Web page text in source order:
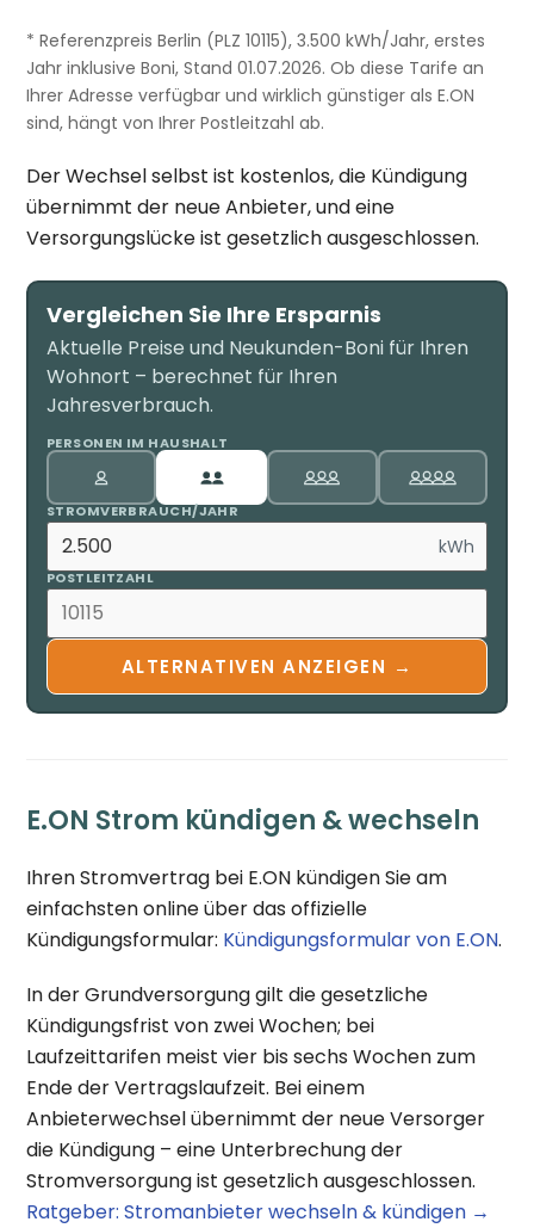
* Referenzpreis Berlin (PLZ 10115), 3.500 kWh/Jahr, erstes
Jahr inklusive Boni, Stand 01.07.2026. Ob diese Tarife an
Ihrer Adresse verfügbar und wirklich günstiger als E.ON
sind, hängt von Ihrer Postleitzahl ab.
Der Wechsel selbst ist kostenlos, die Kündigung
übernimmt der neue Anbieter, und eine
Versorgungslücke ist gesetzlich ausgeschlossen.
Vergleichen Sie Ihre Ersparnis
Aktuelle Preise und Neukunden-Boni für Ihren
Wohnort – berechnet für Ihren
Jahresverbrauch.
PERSONEN IM HAUSHALT
STROMVERBRAUCH/JAHR
kWh
POSTLEITZAHL
ALTERNATIVEN ANZEIGEN →
E.ON Strom kündigen & wechseln
Ihren Stromvertrag bei E.ON kündigen Sie am
einfachsten online über das offizielle
Kündigungsformular: Kündigungsformular von E.ON.
In der Grundversorgung gilt die gesetzliche
Kündigungsfrist von zwei Wochen; bei
Laufzeittarifen meist vier bis sechs Wochen zum
Ende der Vertragslaufzeit. Bei einem
Anbieterwechsel übernimmt der neue Versorger
die Kündigung – eine Unterbrechung der
Stromversorgung ist gesetzlich ausgeschlossen.
Ratgeber: Stromanbieter wechseln & kündigen →